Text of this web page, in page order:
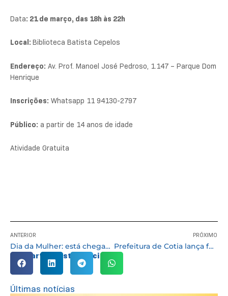
Data: 21 de março, das 18h às 22h
Local: Biblioteca Batista Cepelos
Endereço: Av. Prof. Manoel José Pedroso, 1.147 – Parque Dom
Henrique
Inscrições: Whatsapp 11 94130-2797
Público: a partir de 14 anos de idade
Atividade Gratuita
ANTERIOR
Dia da Mulher: está chegando o dia da ‘Caminhada por Todas as Vidas’
PRÓXIMO
Prefeitura de Cotia lança força-tarefa para enfrentamento da dengue no município
Compartilhe esta notícia:
Últimas notícias